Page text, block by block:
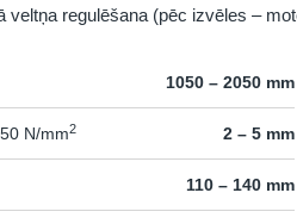
veltņa regulēšana (pēc izvēles –
1050 – 2050 mm
N/mm2 2 – 5 mm
110 – 140 mm